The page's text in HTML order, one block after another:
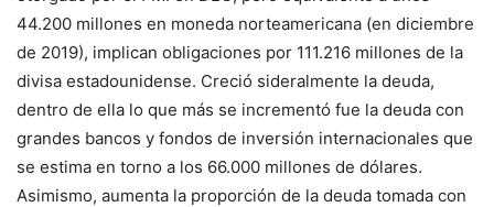
44.200 millones en moneda norteamericana (en diciembre
de 2019), implican obligaciones por 111.216 millones de la
divisa estadounidense. Creció sideralmente la deuda,
dentro de ella lo que más se incrementó fue la deuda con
grandes bancos y fondos de inversión internacionales que
se estima en torno a los 66.000 millones de dólares.
Asimismo, aumenta la proporción de la deuda tomada con